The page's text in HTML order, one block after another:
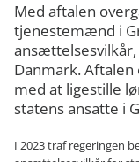
Med aftalen
tjenestemænd i
Danmark.
med at ligestille
statens ansatte i
I 2023 traf regeringen